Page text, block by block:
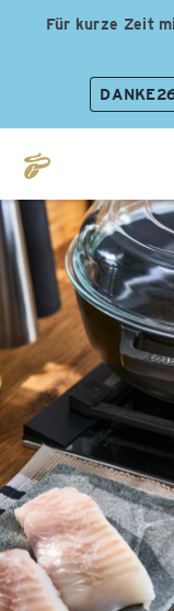
Für kurze Zeit